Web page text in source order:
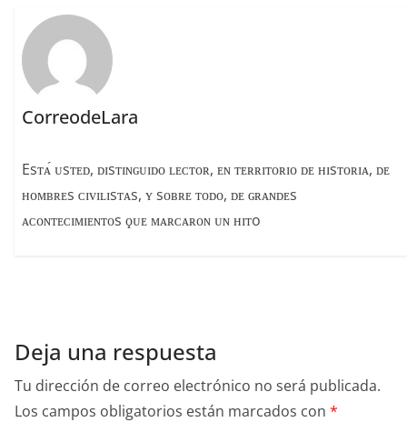
k
CorreodeLara
Esᴛᴀ́ ᴜsᴛᴇᴅ, ᴅɪsᴛɪɴɢᴜɪᴅᴏ ʟᴇᴄᴛᴏʀ, ᴇɴ ᴛᴇʀʀɪᴛᴏʀɪᴏ ᴅᴇ ʜɪsᴛᴏʀɪᴀ, ᴅᴇ
ʜᴏᴍʙʀᴇs ᴄɪᴠɪʟɪsᴛᴀs, ʏ sᴏʙʀᴇ ᴛᴏᴅᴏ, ᴅᴇ ɢʀᴀɴᴅᴇs
ᴀᴄᴏɴᴛᴇᴄɪᴍɪᴇɴᴛᴏs ϙᴜᴇ ᴍᴀʀᴄᴀʀᴏɴ ᴜɴ ʜɪᴛo
Deja una respuesta
Tu dirección de correo electrónico no será publicada.
Los campos obligatorios están marcados con *